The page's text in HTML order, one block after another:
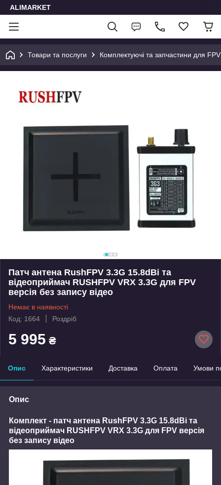
ALIMARKET
Товари та послуги Комплектуючі та запчастини для
Патч антена RushFPV 3.3G 15.8dBi та
відеоприймач RUSHFPV VRX 3.3G для FPV
версія без запису відео
Немає в наявності
Код: 1664
Роздріб
5 995 ₴
Опис Характеристики Доставка Оплата Умови
Опис
Комплект - патч антена RushFPV 3.3G 15.8dBi та
відеоприймач RUSHFPV VRX 3.3G для FPV версія
без запису відео